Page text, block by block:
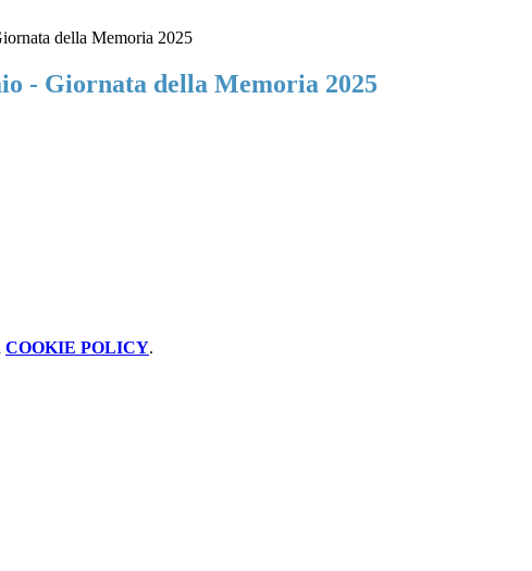
della Memoria 2025
- Giornata della Memoria 2025
COOKIE POLICY.